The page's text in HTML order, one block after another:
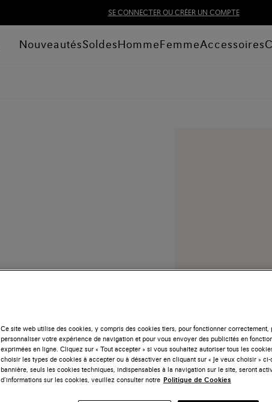
SE CONNECTER OU CRÉER UN COMPTE
NouveautésSoldesHommeFemmeAccessoires
Bottine Easy en cuir brun foncé pour
homme
Ce site web utilise des cookies, y compris des cookies tiers, pour fonctionner correctement,
personnaliser votre expérience de navigation et pour vous envoyer des publicités en
exprimées en ligne. Cliquez sur « Tout accepter » si vous souhaitez autoriser tous les
choisir les types de cookies à accepter ou à désactiver en cliquant sur « Je veux choisir » ci-
bannière, seuls les cookies techniques, indispensables à la navigation sur le site, seront
d’informations sur les cookies, veuillez consulter notre Politique de Cookies